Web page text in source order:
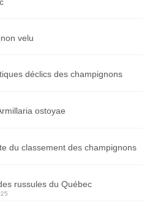
velu
déclics des champignons
ostoyae
du classement des champignons
russules du Québec